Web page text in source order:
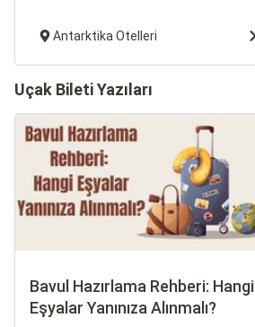
Antarktika Otelleri
Uçak Bileti Yazıları
Bavul Hazırlama Rehberi: Hangi
Eşyalar Yanınıza Alınmalı?